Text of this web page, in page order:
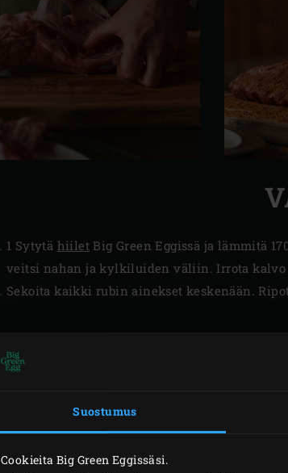
Suostumus
Cookieita Big Green Eggissäsi.
1 Sytytä hiilet Big Green Eggissä ja lämmitä
veitsi nahan ja kylkiluiden väliin. Irrota
Sekoita kaikki rubin ainekset keskenään.